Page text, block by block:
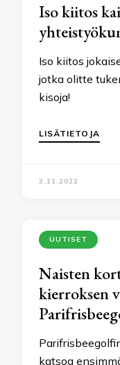
Iso kiitos
Iso kiitos
jotka olitte
kisoja!
LISÄTIETOJA
3.11.2022
UUTISET
Naisten
kierroksen
katsoa